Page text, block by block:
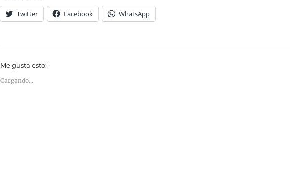
Twitter Facebook WhatsApp
Me gusta esto:
Cargando...